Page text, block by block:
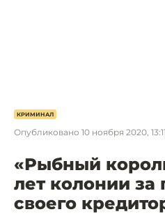
КРИМИНАЛ
Опубликовано 10 ноября 2020, 13:11
«Рыбный
лет колонии
своего